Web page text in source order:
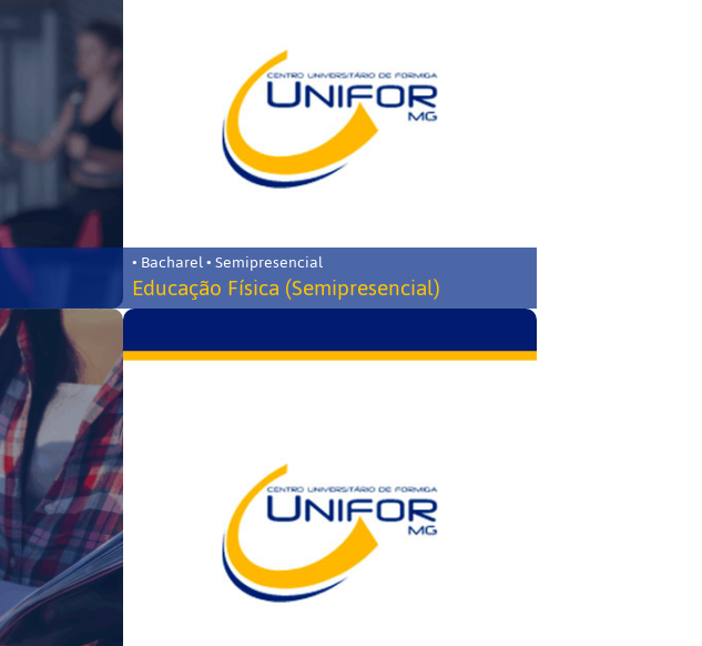
• Bacharel • Semipresencial
Educação Física (Semipresencial)